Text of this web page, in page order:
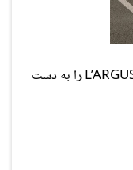
ساندرو جدید جایزه خودروی سال مجله L’ARGUS را به دست